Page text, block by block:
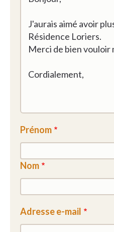
Prénom
Nom
Adresse e-mail